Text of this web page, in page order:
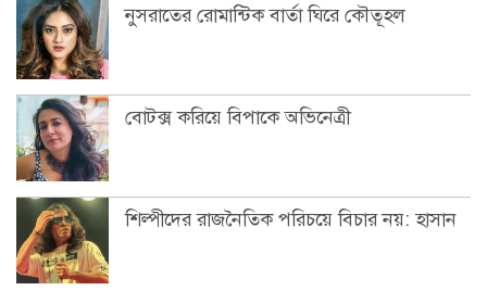
নুসরাতের রোমান্টিক বার্তা ঘিরে কৌতূহল
বোটক্স করিয়ে বিপাকে অভিনেত্রী
শিল্পীদের রাজনৈতিক পরিচয়ে বিচার নয়: হাসান